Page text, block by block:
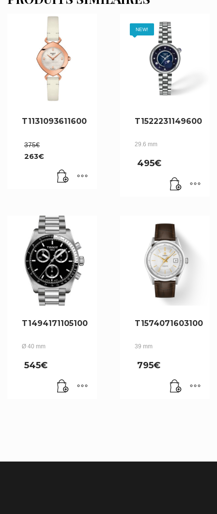
T1131093611600
375€
était :
375€.
263€
NEW!
T1522231149600
29.6 mm
495€
T1494171105100
Ø 40 mm
545€
T1574071603100
39 mm
795€